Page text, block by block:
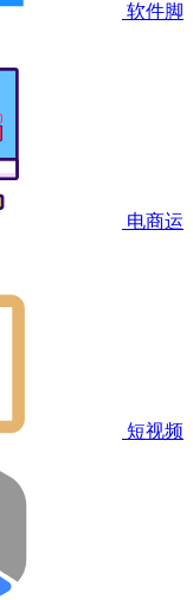
软件脚
电商运
短视频